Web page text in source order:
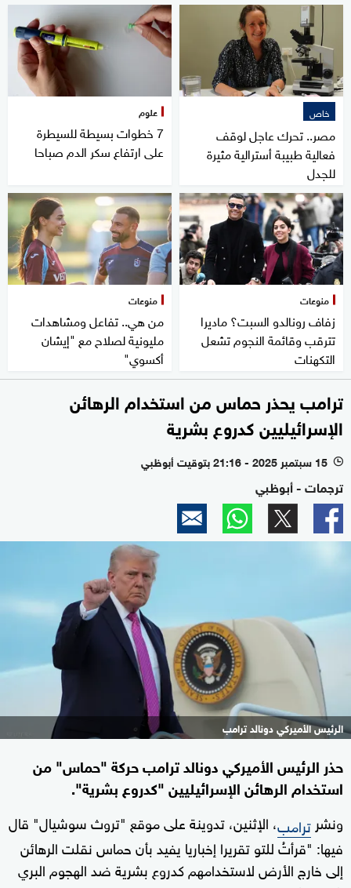
خاص
مصر.. تحرك عاجل لوقف
فعالية طبيبة أسترالية مثيرة
للجدل
علوم
7 خطوات بسيطة للسيطرة
على ارتفاع سكر الدم صباحا
منوعات
زفاف رونالدو السبت؟ ماديرا
تترقب وقائمة النجوم تشعل
التكهنات
منوعات
من هي.. تفاعل ومشاهدات
مليونية لصلاح مع "إيشان
أكسوي"
ترامب يحذر حماس من استخدام الرهائن
الإسرائيليين كدروع بشرية
l 15 سبتمبر 2025 - 21:16 بتوقيت أبوظبي
ترجمات - أبوظبي
الرئيس الأميركي دونالد ترامب
حذر الرئيس الأميركي دونالد ترامب حركة "حماس" من
استخدام الرهائن الإسرائيليين "كدروع بشرية".
ونشر ترامب، الإثنين، تدوينة على موقع "تروث سوشيال" قال
فيها: "قرأتُ للتو تقريرا إخباريا يفيد بأن حماس نقلت الرهائن
إلى خارج الأرض لاستخدامهم كدروع بشرية ضد الهجوم البري